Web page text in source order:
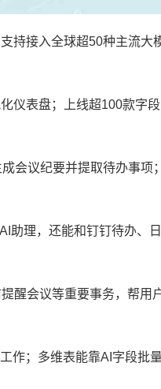
持接入全球超50种主流大
仪表盘；上线超100款字段
会议纪要并提取待办事项
助理，还能和钉钉待办、日
醒会议等重要事务，帮用
作；多维表能靠AI字段批